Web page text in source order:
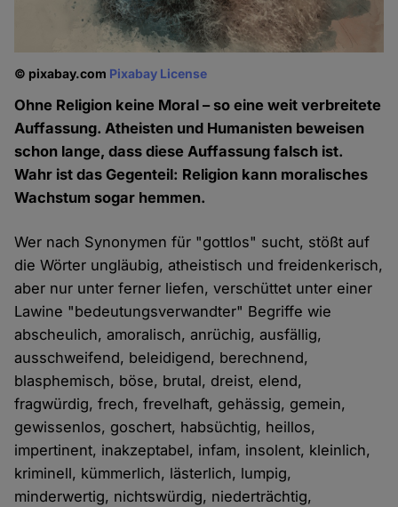
© pixabay.com Pixabay License
Ohne Religion keine Moral – so eine weit verbreitete
Auffassung. Atheisten und Humanisten beweisen
schon lange, dass diese Auffassung falsch ist.
Wahr ist das Gegenteil: Religion kann moralisches
Wachstum sogar hemmen.
Wer nach Synonymen für "gottlos" sucht, stößt auf
die Wörter ungläubig, atheistisch und freidenkerisch,
aber nur unter ferner liefen, verschüttet unter einer
Lawine "bedeutungsverwandter" Begriffe wie
abscheulich, amoralisch, anrüchig, ausfällig,
ausschweifend, beleidigend, berechnend,
blasphemisch, böse, brutal, dreist, elend,
fragwürdig, frech, frevelhaft, gehässig, gemein,
gewissenlos, goschert, habsüchtig, heillos,
impertinent, inakzeptabel, infam, insolent, kleinlich,
kriminell, kümmerlich, lästerlich, lumpig,
minderwertig, nichtswürdig, niederträchtig,